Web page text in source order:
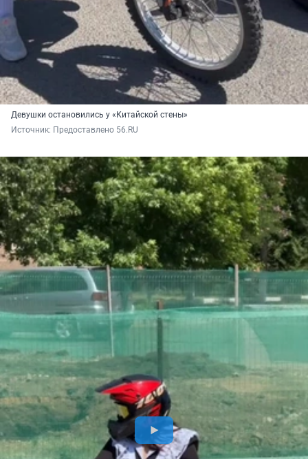
Девушки остановились у «Китайской стены»
Источник: Предоставлено 56.RU